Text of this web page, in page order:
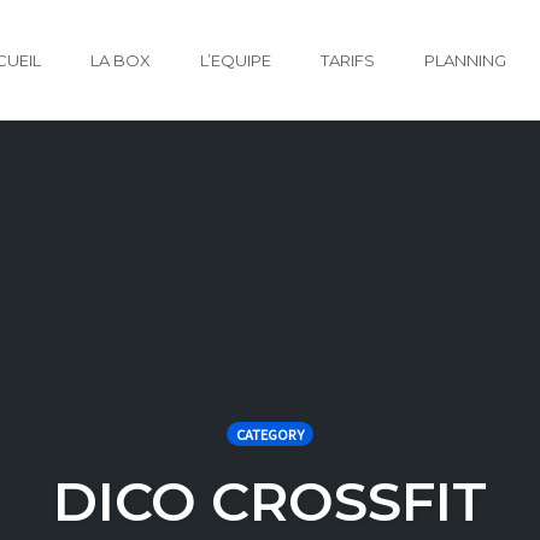
LA BOX L’EQUIPE TARIFS PLANNING
CATEGORY
DICO CROSSFIT